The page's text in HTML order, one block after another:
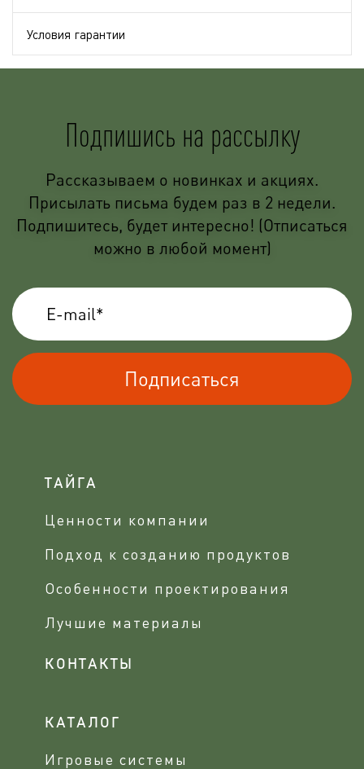
Условия гарантии
Подпишись на рассылку
Рассказываем о новинках и акциях.
Присылать письма будем раз в 2 недели.
Подпишитесь, будет интересно! (Отписаться
можно в любой момент)
Подписаться
ТАЙГА
Ценности компании
Подход к созданию продуктов
Особенности проектирования
Лучшие материалы
КОНТАКТЫ
КАТАЛОГ
Игровые системы